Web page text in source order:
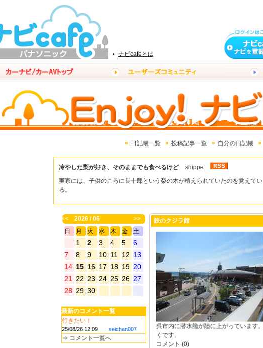
ナビcafeとは
日記帳一覧 投稿記事一覧 自分の日記帳
冷やした梨が好き、そのままでも食べるけど
shippe
実家には、子供のころに長十郎という梨の木が植えられていたのを覚えてい
る。
<< 2026 / 06
>>
日
月 火 水 木 金 土
1 2 3 4 5
6
7
8 9 10 11 12 13
14 15 16 17 18 19 20
21
22 23 24 25 26 27
28 29 30
最新のコメント一覧
行きたい！
25/08/26 12:09 seichan007
⇒ コメント一覧へ
鉄のクジラ館
呉市内に潜水艦が陸に上がっています
くです。
コメント (0)